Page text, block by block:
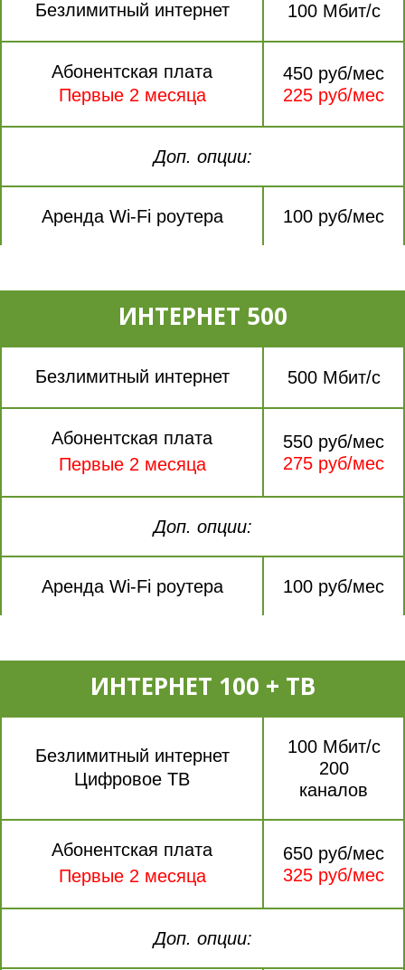
Безлимитный интернет 100 Мбит/с
Абонентская плата
Первые 2 месяца
450 руб/мес
225 руб/мес
Доп. опции:
Аренда Wi-Fi роутера 100 руб/мес
ИНТЕРНЕТ 500
Безлимитный интернет 500 Мбит/с
Абонентская плата
Первые 2 месяца
550 руб/мес
275 руб/мес
Доп. опции:
Аренда Wi-Fi роутера 100 руб/мес
ИНТЕРНЕТ 100 + ТВ
Безлимитный интернет
Цифровое ТВ
100 Мбит/с
200
каналов
Абонентская плата
Первые 2 месяца
650 руб/мес
325 руб/мес
Доп. опции: